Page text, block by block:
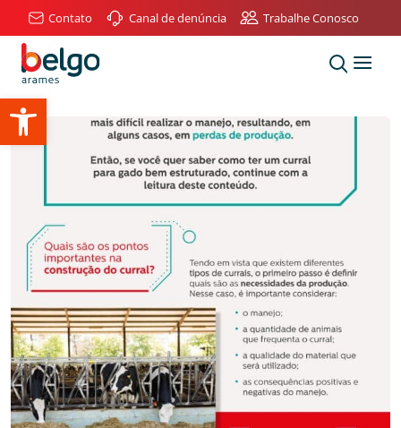
Abrir a barra de ferramentas
Contato Canal de denúncia Trabalhe Conosco